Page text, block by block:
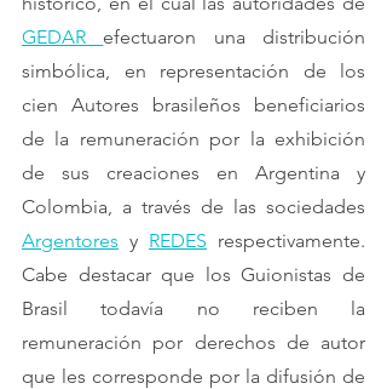
GEDAR efectuaron una distribución
simbólica, en representación de los
cien Autores brasileños beneficiarios
de la remuneración por la exhibición
de sus creaciones en Argentina y
Argentores y REDES respectivamente.
Cabe destacar que los Guionistas de
Brasil todavía no reciben la
remuneración por derechos de autor
que les corresponde por la difusión de